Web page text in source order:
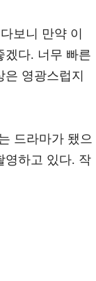
보니 만약 이
겠다. 너무 빠른
영광스럽지
드라마가 됐으
영하고 있다. 작